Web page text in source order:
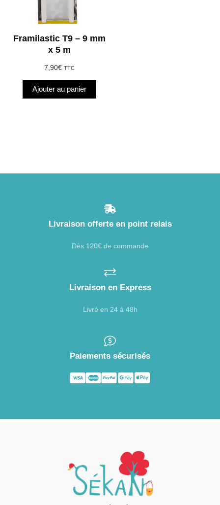
Framilastic T9 – 9 mm
x 5 m
7,90€ TTC
Ajouter au panier
Livraison offerte en point relais
Dès 120€ de commande
Livraison en Express
Livré en 24 à 48h
Paiements sécurisés